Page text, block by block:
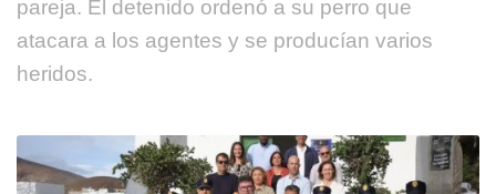
pareja. El detenido ordenó a su perro que
atacara a los agentes y se producían varios
heridos.